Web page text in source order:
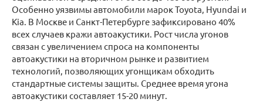
Особенно уязвимы автомобили марок Toyota, Hyundai и
Kia. В Москве и Санкт-Петербурге зафиксировано 40%
всех случаев кражи автоакустики. Рост числа угонов
связан с увеличением спроса на компоненты
автоакустики на вторичном рынке и развитием
технологий, позволяющих угонщикам обходить
стандартные системы защиты. Среднее время угона
автоакустики составляет 15-20 минут.